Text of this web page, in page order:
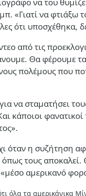
«Γιατί να φτιάξω
ότι υποσχέθηκα,
τις
Θα φέρουμε
πολέμους που
να σταματήσει
κάποιοι
όταν η συζήτηση
τους αποκαλεί.
«μέσο αμερικανό
όλα τα αμερικάνικα